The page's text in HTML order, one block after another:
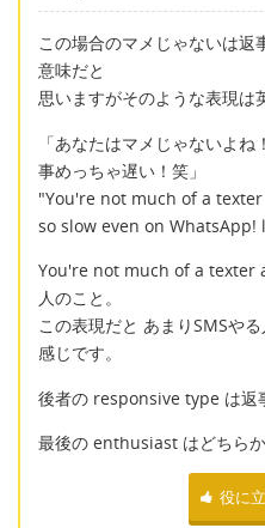
この場合のマメじゃないは返
意味だと
思いますがそのような表現は
「あなたはマメじゃないよ
事めっちゃ遅い！笑」
"You're not much of a
so slow even on WhatsApp!
You're not much of a texter
人のこと。
この表現だと あまりSMSや
感じです。
後者の responsive type は返
最後の enthusiast はどちら
役に